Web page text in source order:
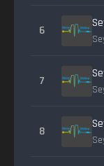
6
7
8